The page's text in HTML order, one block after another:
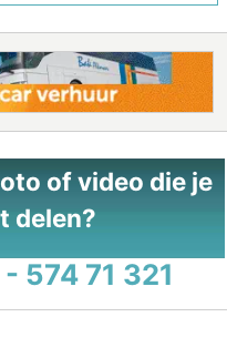
of video die je
delen?
574 71 321